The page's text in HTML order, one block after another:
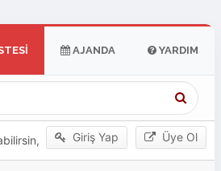
AJANDA YARDIM
Giriş Yap Üye Ol